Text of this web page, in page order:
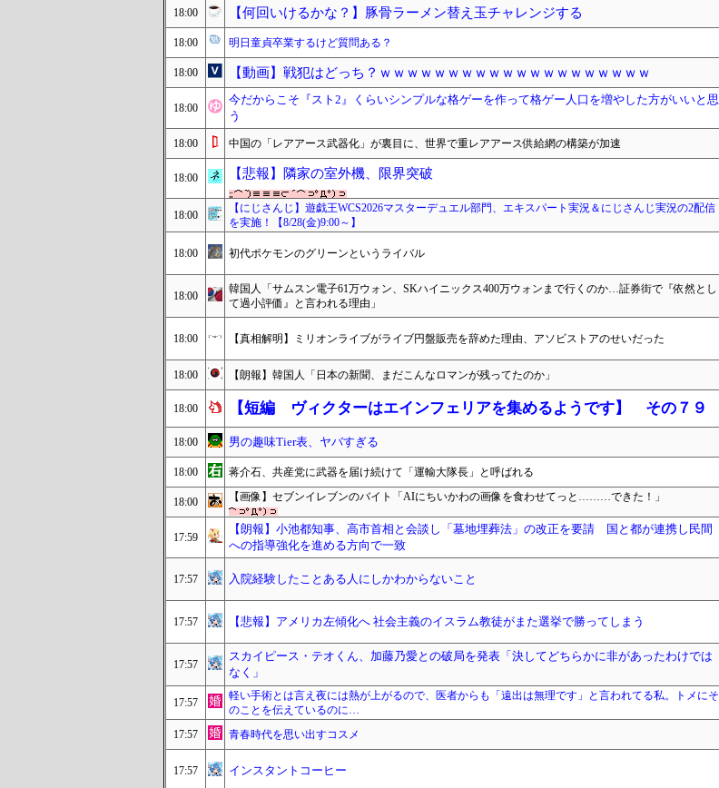
18:00 【何回いけるかな？】豚骨ラーメン替え玉チャレンジする
18:00 明日童貞卒業するけど質問ある？
18:00 【動画】戦犯はどっち？ｗｗｗｗｗｗｗｗｗｗｗｗｗｗｗｗｗｗｗｗ
18:00
今だからこそ『スト2』くらいシンプルな格ゲーを作って格ゲー人口を増やした方がいいと思
う
18:00 中国の「レアアース武器化」が裏目に、世界で重レアアース供給網の構築が加速
18:00 【悲報】隣家の室外機、限界突破
18:00
【にじさんじ】遊戯王WCS2026マスターデュエル部門、エキスパート実況＆にじさんじ実況の2配信
を実施！【8/28(金)9:00～】
18:00 初代ポケモンのグリーンというライバル
18:00
韓国人「サムスン電子61万ウォン、SKハイニックス400万ウォンまで行くのか…証券街で『依然とし
て過小評価』と言われる理由」
18:00 【真相解明】ミリオンライブがライブ円盤販売を辞めた理由、アソビストアのせいだった
18:00 【朗報】韓国人「日本の新聞、まだこんなロマンが残ってたのか」
18:00 【短編 ヴィクターはエインフェリアを集めるようです】 その７９
18:00 男の趣味Tier表、ヤバすぎる
18:00 蒋介石、共産党に武器を届け続けて「運輸大隊長」と呼ばれる
18:00 【画像】セブンイレブンのバイト「AIにちいかわの画像を食わせてっと………できた！」
17:59
【朗報】小池都知事、高市首相と会談し「墓地埋葬法」の改正を要請 国と都が連携し民間
への指導強化を進める方向で一致
17:57 入院経験したことある人にしかわからないこと
17:57 【悲報】アメリカ左傾化へ 社会主義のイスラム教徒がまた選挙で勝ってしまう
17:57
スカイピース・テオくん、加藤乃愛との破局を発表「決してどちらかに非があったわけでは
なく」
17:57
軽い手術とは言え夜には熱が上がるので、医者からも「遠出は無理です」と言われてる私。トメにそ
のことを伝えているのに…
17:57 青春時代を思い出すコスメ
17:57 インスタントコーヒー